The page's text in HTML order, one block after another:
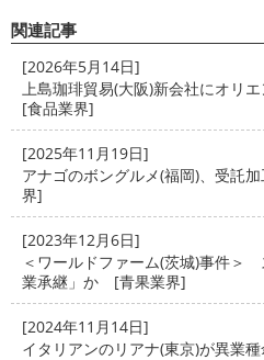
関連記事
[2026年5月14日]
上島珈琲貿易(大阪)新会社にオリ
[食品業界]
[2025年11月19日]
アナゴのボングルメ(福岡)、受託
界]
[2023年12月6日]
＜ワールドファーム(茨城)事件＞
業承継」か [青果業界]
[2024年11月14日]
イタリアンのリアナ(東京)が異業